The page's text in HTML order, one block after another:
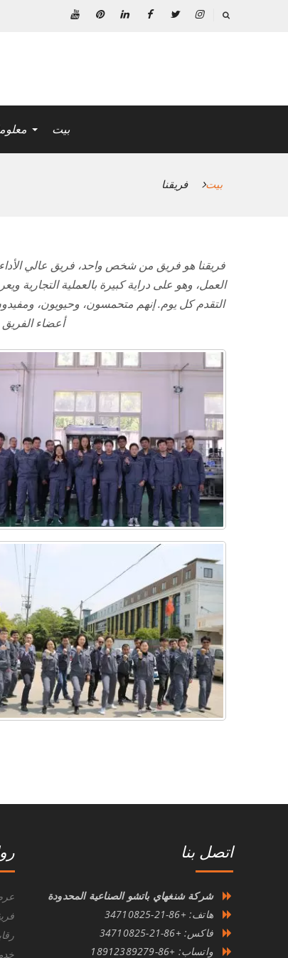
بيت
بيت فريقنا
فريقنا هو فريق من شخص واحد، فريق عالي
العمل، وهو على دراية كبيرة بالعملية التجارية
التقدم كل يوم. إنهم متحمسون، وحيويون،
أعضاء
اتصل بنا
شركة شنغهاي باتشو الصناعية المحدودة
هاتف: +86-21-34710825
فاكس: +86-21-34710825
واتساب: +86-18912389279